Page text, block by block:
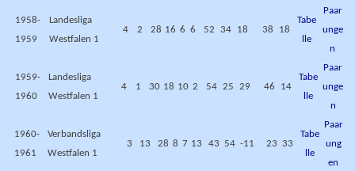
1958-
1959
Landesliga
Westfalen 1
4 2 28 16 6 6 52 34 18 38 18
Tabe
lle
Paar
unge
n
1959-
1960
Landesliga
Westfalen 1
4 1 30 18 10 2 54 25 29 46 14
Tabe
lle
Paar
unge
n
1960-
1961
Verbandsliga
Westfalen 1
3 13 28 8 7 13 43 54 -11 23 33
Tabe
lle
Paar
ung
en